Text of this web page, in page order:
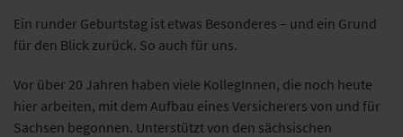
Ein runder Geburtstag ist etwas Besonderes – und ein Grund
für den Blick zurück. So auch für uns.
Vor über 20 Jahren haben viele KollegInnen, die noch heute
hier arbeiten, mit dem Aufbau eines Versicherers von und für
Sachsen begonnen. Unterstützt von den sächsischen